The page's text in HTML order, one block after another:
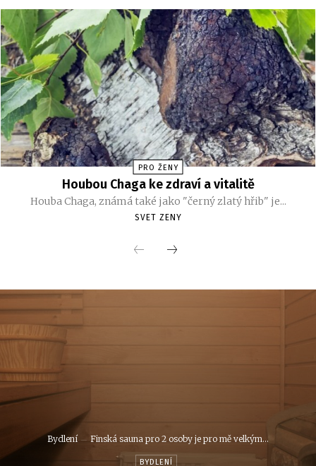
PRO ŽENY
Houbou Chaga ke zdraví a vitalitě
Houba Chaga, známá také jako "černý zlatý hřib" je...
SVET ZENY